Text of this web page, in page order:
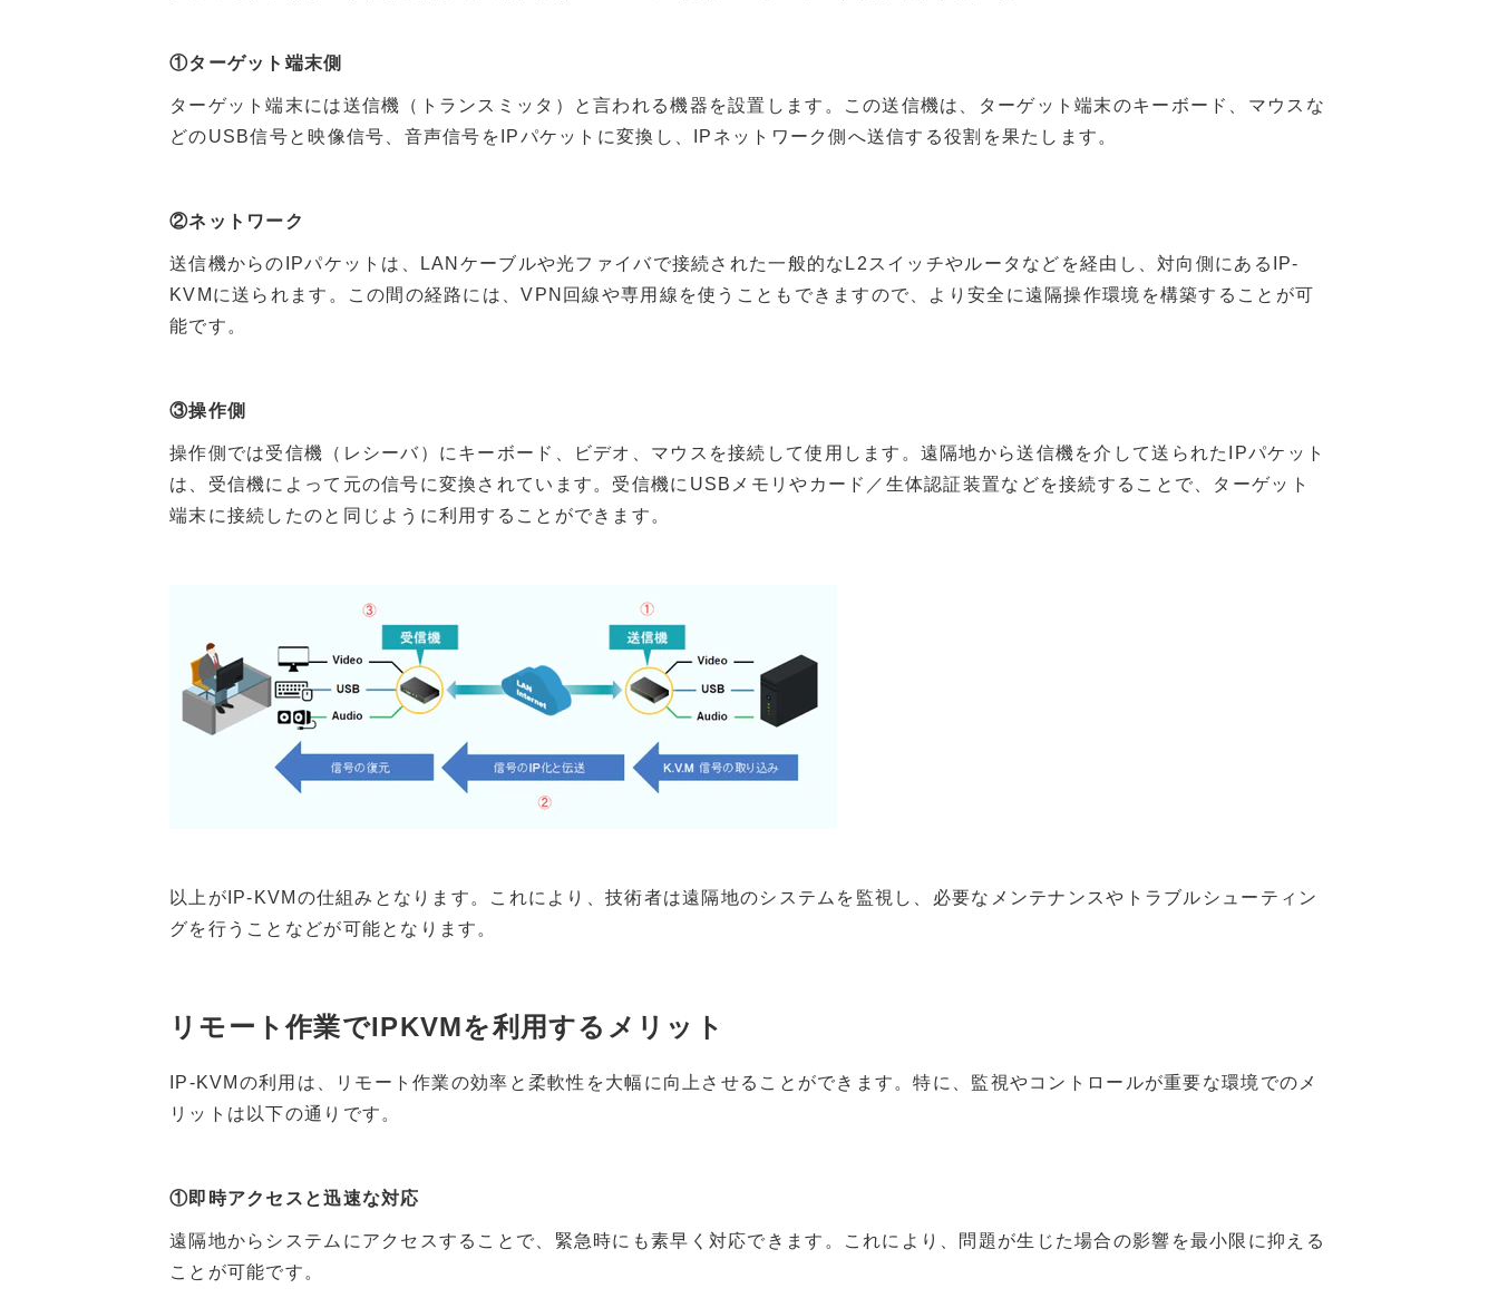
①ターゲット端末側
ターゲット端末には送信機（トランスミッタ）と言われる機器を設置します。この送信機は、ターゲット端末のキーボード、マウスな
どのUSB信号と映像信号、音声信号をIPパケットに変換し、IPネットワーク側へ送信する役割を果たします。
②ネットワーク
送信機からのIPパケットは、LANケーブルや光ファイバで接続された一般的なL2スイッチやルータなどを経由し、対向側にあるIP-
KVMに送られます。この間の経路には、VPN回線や専用線を使うこともできますので、より安全に遠隔操作環境を構築することが可
能です。
③操作側
操作側では受信機（レシーバ）にキーボード、ビデオ、マウスを接続して使用します。遠隔地から送信機を介して送られたIPパケット
は、受信機によって元の信号に変換されています。受信機にUSBメモリやカード／生体認証装置などを接続することで、ターゲット
端末に接続したのと同じように利用することができます。
以上がIP-KVMの仕組みとなります。これにより、技術者は遠隔地のシステムを監視し、必要なメンテナンスやトラブルシューティン
グを行うことなどが可能となります。
リモート作業でIPKVMを利用するメリット
IP-KVMの利用は、リモート作業の効率と柔軟性を大幅に向上させることができます。特に、監視やコントロールが重要な環境でのメ
リットは以下の通りです。
①即時アクセスと迅速な対応
遠隔地からシステムにアクセスすることで、緊急時にも素早く対応できます。これにより、問題が生じた場合の影響を最小限に抑える
ことが可能です。